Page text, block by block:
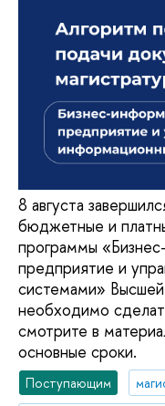
8 августа
бюджетные и
программы
предприятие и
системами»
необходимо
смотрите в
основные сроки.
Поступающим